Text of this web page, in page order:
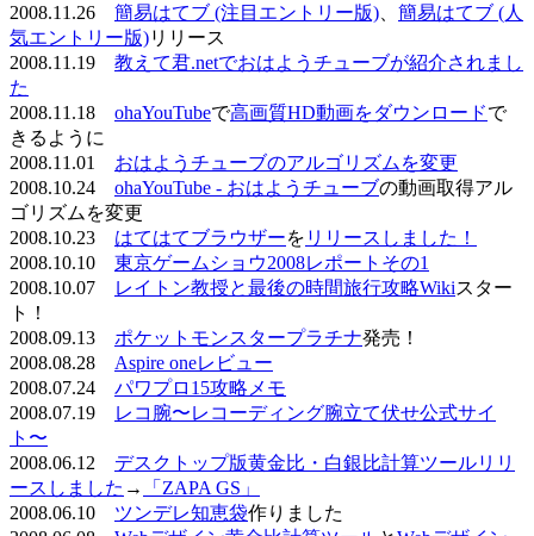
2008.11.26 簡易はてブ (注目エントリー版)
簡易はてブ (人
気エントリー版)リリース
2008.11.19 教えて君.netでおはようチューブが紹介されまし
た
2008.11.18 ohaYouTubeで高画質HD動画をダウンロードで
きるように
2008.11.01 おはようチューブのアルゴリズムを変更
2008.10.24 ohaYouTube - おはようチューブの動画取得アル
ゴリズムを変更
2008.10.23 はてはてブラウザーを リリースしました！
2008.10.10 東京ゲームショウ2008レポートその1
2008.10.07
レイトン教授と最後の時間旅行攻略Wikiスター
ト！
2008.09.13 ポケットモンスタープラチナ発売！
2008.08.28 Aspire oneレビュー
2008.07.24 パワプロ15攻略メモ
2008.07.19
レコ腕〜レコーディング腕立て伏せ公式サイ
ト〜
2008.06.12 デスクトップ版黄金比・白銀比計算ツールリリ
ースしました →
「ZAPA GS」
2008.06.10 ツンデレ知恵袋作りました